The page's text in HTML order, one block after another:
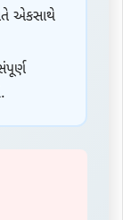
એકસાથે